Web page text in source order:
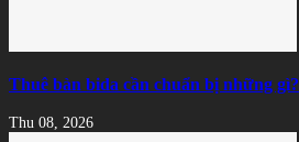
Thuê bàn bida cần chuẩn bị những gì?
Thu 08, 2026